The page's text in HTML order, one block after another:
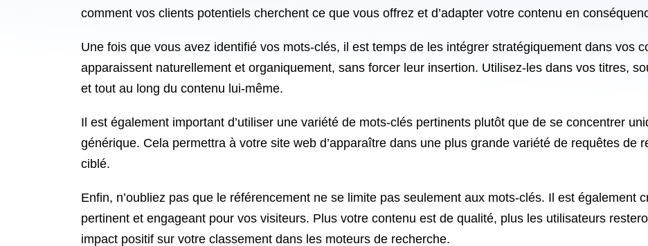
comment vos clients potentiels cherchent ce que vous offrez et d’adapter votre contenu en
Une fois que vous avez identifié vos mots-clés, il est temps de les intégrer stratégiquement dans vos
apparaissent naturellement et organiquement, sans forcer leur insertion. Utilisez-les dans vos titres,
et tout au long du contenu lui-même.
Il est également important d’utiliser une variété de mots-clés pertinents plutôt que de se concentrer
générique. Cela permettra à votre site web d’apparaître dans une plus grande variété de requêtes de
ciblé.
Enfin, n’oubliez pas que le référencement ne se limite pas seulement aux mots-clés. Il est également
pertinent et engageant pour vos visiteurs. Plus votre contenu est de qualité, plus les utilisateurs
impact positif sur votre classement dans les moteurs de recherche.